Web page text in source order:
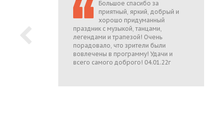
Большое спасибо за
приятный, яркий, добрый и
хорошо придуманный
праздник с музыкой, танцами,
легендами и трапезой! Очень
порадовало, что зрители были
вовлечены в программу! Удачи и
всего самого доброго! 04.01.22г